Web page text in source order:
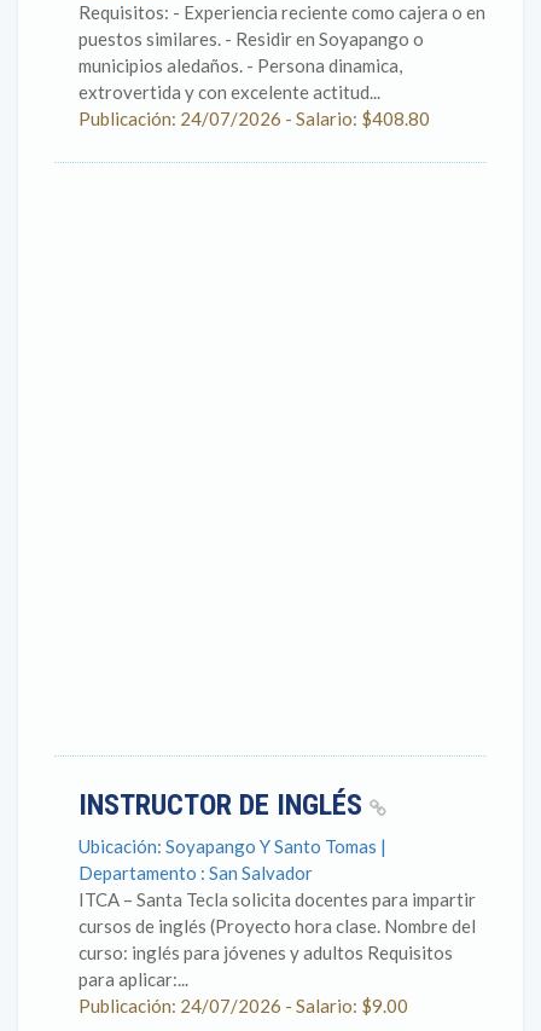
Requisitos: - Experiencia reciente como cajera o en
puestos similares. - Residir en Soyapango o
municipios aledaños. - Persona dinamica,
extrovertida y con excelente actitud...
Publicación: 24/07/2026 - Salario: $408.80
INSTRUCTOR DE INGLÉS
Ubicación: Soyapango Y Santo Tomas |
Departamento : San Salvador
ITCA – Santa Tecla solicita docentes para impartir
cursos de inglés (Proyecto hora clase. Nombre del
curso: inglés para jóvenes y adultos Requisitos
para aplicar:...
Publicación: 24/07/2026 - Salario: $9.00